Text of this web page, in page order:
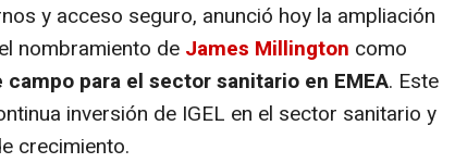
y acceso seguro, anunció hoy la ampliación
nombramiento de James Millington como
para el sector sanitario en EMEA. Este
inversión de IGEL en el sector sanitario y
crecimiento.